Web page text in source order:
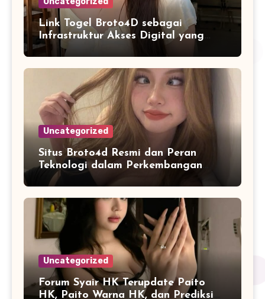
Link Togel Broto4D sebagai
Infrastruktur Akses Digital yang
Lebih Stabil dan Cepat
Uncategorized
Situs Broto4d Resmi dan Peran
Teknologi dalam Perkembangan
Platform Online
Uncategorized
Forum Syair HK Terupdate Paito
HK, Paito Warna HK, dan Prediksi